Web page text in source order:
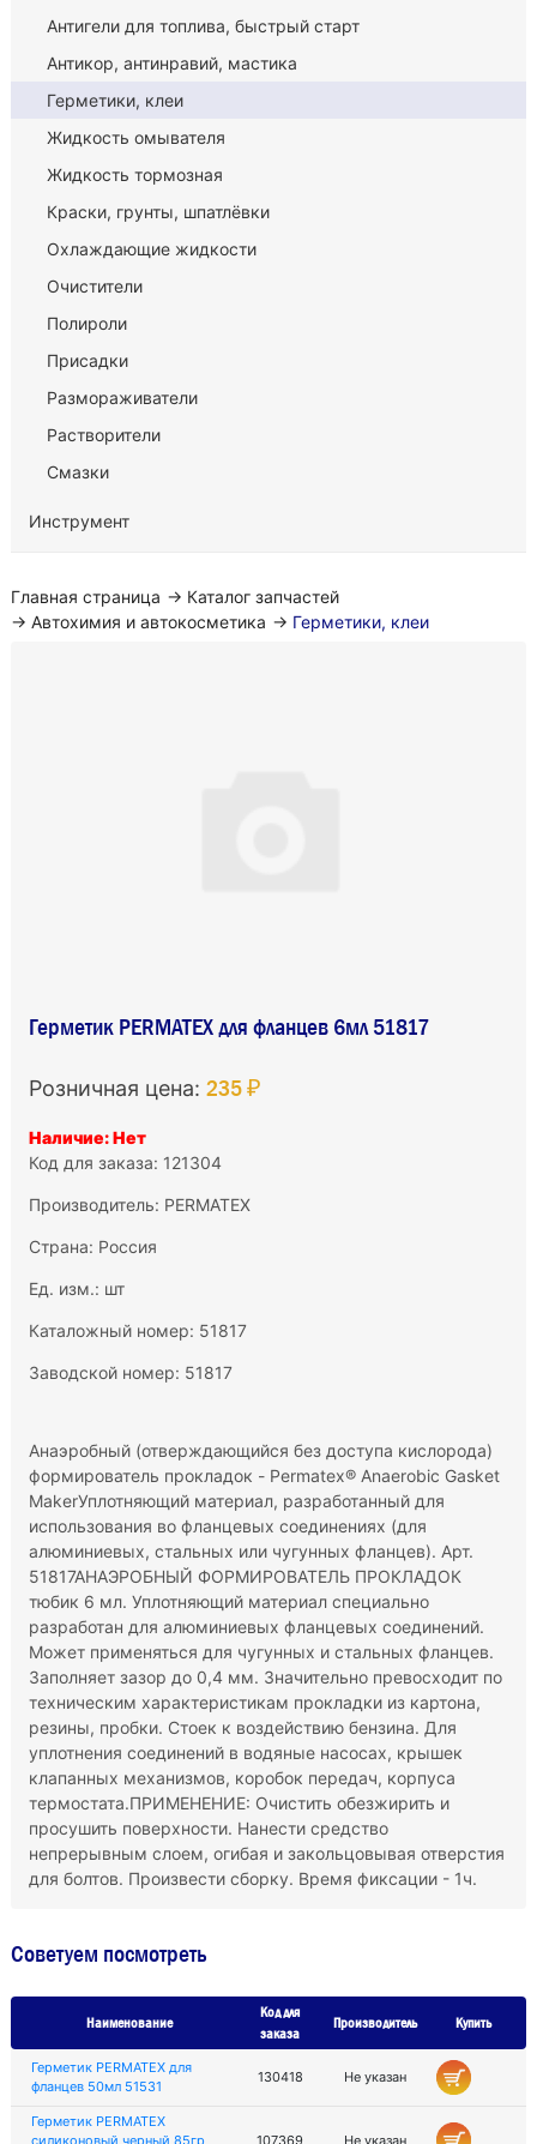
Антигели для топлива, быстрый старт
Антикор, антинравий, мастика
Герметики, клеи
Жидкость омывателя
Жидкость тормозная
Краски, грунты, шпатлёвки
Охлаждающие жидкости
Очистители
Полироли
Присадки
Размораживатели
Растворители
Смазки
Инструмент
Главная страница → Каталог запчастей
→ Автохимия и автокосметика → Герметики, клеи
Герметик PERMATEX для фланцев 6мл 51817
Розничная цена: 235 ₽
Наличие: Нет
Код для заказа: 121304
Производитель: PERMATEX
Страна: Россия
Ед. изм.: шт
Каталожный номер: 51817
Заводской номер: 51817
Анаэробный (отверждающийся без доступа кислорода)
формирователь прокладок - Permatex® Anaerobic Gasket
MakerУплотняющий материал, разработанный для
использования во фланцевых соединениях (для
алюминиевых, стальных или чугунных фланцев). Арт.
51817АНАЭРОБНЫЙ ФОРМИРОВАТЕЛЬ ПРОКЛАДОК
тюбик 6 мл. Уплотняющий материал специально
разработан для алюминиевых фланцевых соединений.
Может применяться для чугунных и стальных фланцев.
Заполняет зазор до 0,4 мм. Значительно превосходит по
техническим характеристикам прокладки из картона,
резины, пробки. Стоек к воздействию бензина. Для
уплотнения соединений в водяные насосах, крышек
клапанных механизмов, коробок передач, корпуса
термостата.ПРИМЕНЕНИЕ: Очистить обезжирить и
просушить поверхности. Нанести средство
непрерывным слоем, огибая и закольцовывая отверстия
для болтов. Произвести сборку. Время фиксации - 1ч.
Советуем посмотреть
Наименование
Код для
заказа
Производитель Купить
Герметик PERMATEX для
фланцев 50мл 51531
130418 Не указан
Герметик PERMATEX
силиконовый черный 85гр
107369 Не указан